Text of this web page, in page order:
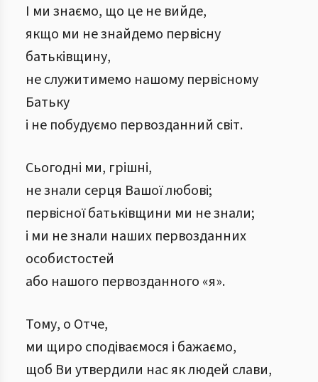
І ми знаємо, що це не вийде,
якщо ми не знайдемо первісну
батьківщину,
не служитимемо нашому первісному
Батьку
і не побудуємо первозданний світ.
Сьогодні ми, грішні,
не знали серця Вашої любові;
первісної батьківщини ми не знали;
і ми не знали наших первозданних
особистостей
або нашого первозданного «я».
Тому, о Отче,
ми щиро сподіваємося і бажаємо,
щоб Ви утвердили нас як людей слави,